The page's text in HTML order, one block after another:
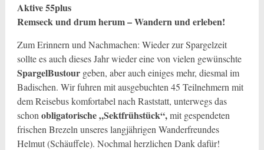
Aktive 55plus
Remseck und drum herum – Wandern und erleben!
Zum Erinnern und Nachmachen: Wieder zur Spargelzeit
sollte es auch dieses Jahr wieder eine von vielen gewünschte
SpargelBustourgeben, aber auch einiges mehr, diesmal im
Badischen. Wir fuhren mit ausgebuchten 45 Teilnehmern mit
dem Reisebus komfortabel nach Raststatt, unterwegs das
schon obligatorische „Sektfrühstück“,mit gespendeten
frischen Brezeln unseres langjährigen Wanderfreundes
Helmut (Schäuffele). Nochmal herzlichen Dank dafür!